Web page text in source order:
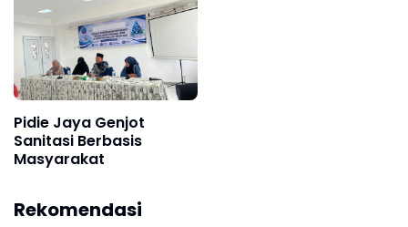
Pidie Jaya Genjot
Sanitasi Berbasis
Masyarakat
Rekomendasi